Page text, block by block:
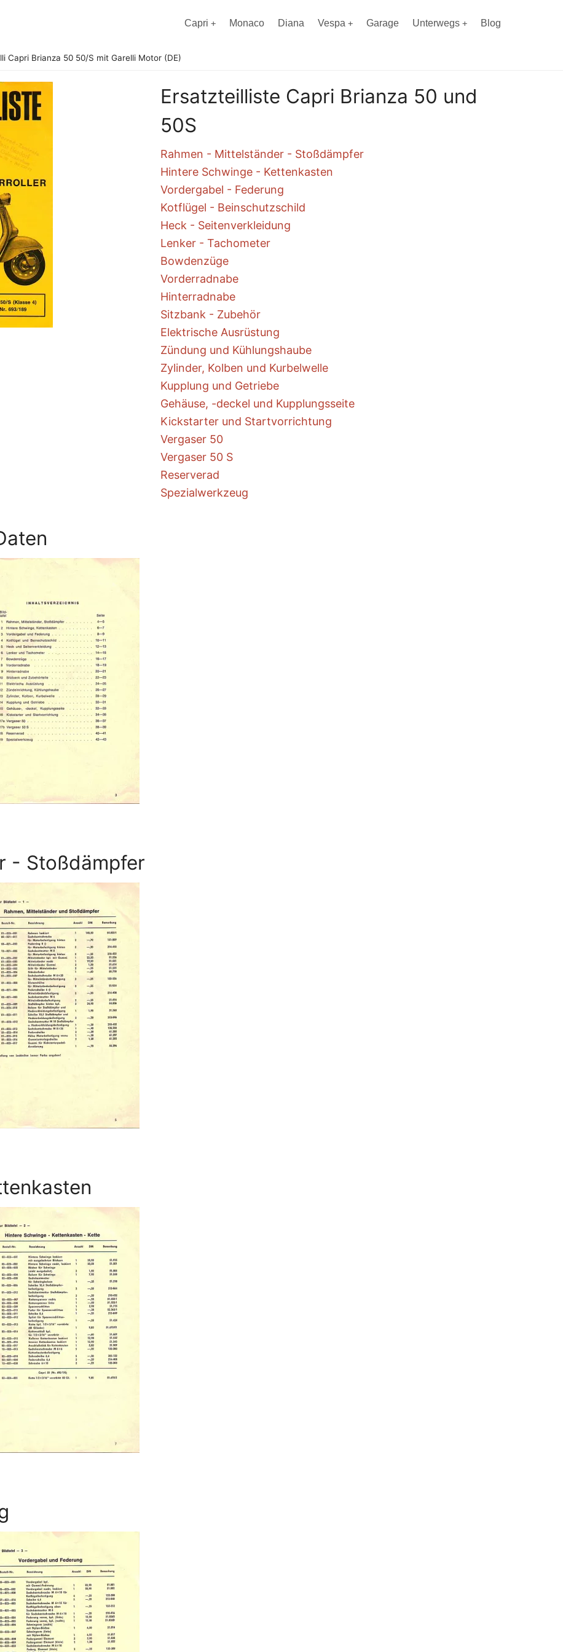
Capri Monaco Diana Vespa Garage Unterwegs Blog
Capri Brianza 50 50/S mit Garelli Motor (DE)
Ersatzteilliste Capri Brianza 50 und
50S
Rahmen - Mittelständer - Stoßdämpfer
Hintere Schwinge - Kettenkasten
Vordergabel - Federung
Kotflügel - Beinschutzschild
Heck - Seitenverkleidung
Lenker - Tachometer
Bowdenzüge
Vorderradnabe
Hinterradnabe
Sitzbank - Zubehör
Elektrische Ausrüstung
Zündung und Kühlungshaube
Zylinder, Kolben und Kurbelwelle
Kupplung und Getriebe
Gehäuse, -deckel und Kupplungsseite
Kickstarter und Startvorrichtung
Vergaser 50
Vergaser 50 S
Reserverad
Spezialwerkzeug
- Stoßdämpfer